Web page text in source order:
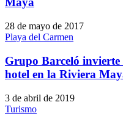
28 de mayo de 2017
Playa del Carmen
Grupo Barceló invierte
hotel en la Riviera
3 de abril de 2019
Turismo